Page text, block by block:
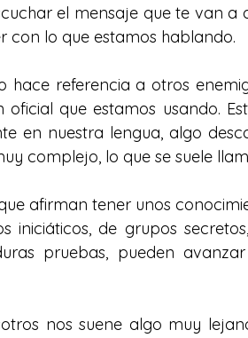
el mensaje que te van a
con lo que estamos hablando.
hace referencia a otros
oficial que estamos usando.
en nuestra lengua, algo
complejo, lo que se suele
afirman tener unos
iniciáticos, de grupos
pruebas, pueden
nos suene algo muy